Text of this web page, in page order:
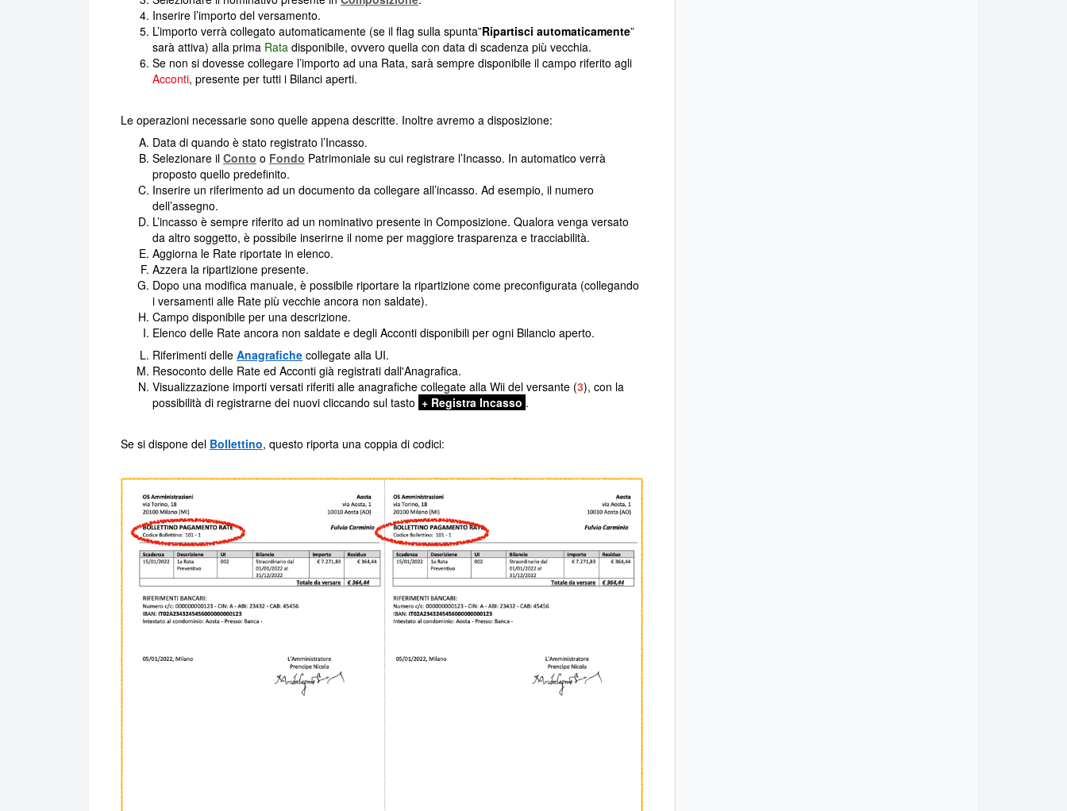
Inserire l’importo del versamento.
L’importo verrà collegato automaticamente (se il flag sulla spunta”Ripartisci automaticamente”
sarà attiva) alla prima Rata disponibile, ovvero quella con data di scadenza più vecchia.
Se non si dovesse collegare l’importo ad una Rata, sarà sempre disponibile il campo riferito agli
Acconti, presente per tutti i Bilanci aperti.
Le operazioni necessarie sono quelle appena descritte. Inoltre avremo a disposizione:
Data di quando è stato registrato l’Incasso.
Selezionare il Conto o Fondo Patrimoniale su cui registrare l’Incasso. In automatico verrà
proposto quello predefinito.
Inserire un riferimento ad un documento da collegare all’incasso. Ad esempio, il numero
dell’assegno.
L’incasso è sempre riferito ad un nominativo presente in Composizione. Qualora venga versato
da altro soggetto, è possibile inserirne il nome per maggiore trasparenza e tracciabilità.
Aggiorna le Rate riportate in elenco.
Azzera la ripartizione presente.
Dopo una modifica manuale, è possibile riportare la ripartizione come preconfigurata (collegando
i versamenti alle Rate più vecchie ancora non saldate).
Campo disponibile per una descrizione.
Elenco delle Rate ancora non saldate e degli Acconti disponibili per ogni Bilancio aperto.
Riferimenti delle Anagrafiche collegate alla UI.
Resoconto delle Rate ed Acconti già registrati dall'Anagrafica.
Visualizzazione importi versati riferiti alle anagrafiche collegate alla Wii del versante (3), con la
possibilità di registrarne dei nuovi cliccando sul tasto + Registra Incasso .
Se si dispone del Bollettino, questo riporta una coppia di codici: